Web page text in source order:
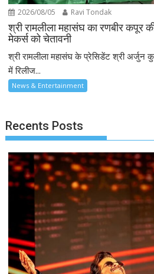
2026/08/05 Ravi Tondak
श्री रामलीला महासंघ का रणबीर कपूर
मेकर्स को चेतावनी
श्री रामलीला महासंघ के प्रेसिडेंट श्री अर्जुन
में रिलीज...
News & Entertainment
Recents Posts